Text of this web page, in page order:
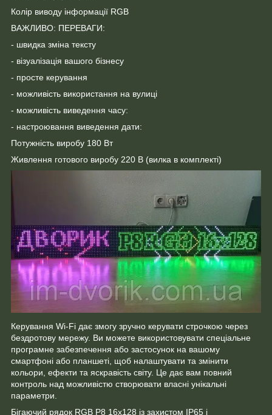
Колір виводу інформації RGB
ВАЖЛИВО: ПЕРЕВАГИ:
- швидка зміна тексту
- візуалізація вашого бізнесу
- просте керування
- можливість використання на вулиці
- можливість виведення часу:
- настроювання виведення дати:
Потужність виробу 180 Вт
Живлення готового виробу 220 В (вилка в комплекті)
Керування Wi-Fi дає змогу зручно керувати строчкою через
бездротову мережу. Ви можете використовувати спеціальне
програмне забезпечення або застосунок на вашому
смартфоні або планшеті, щоб налаштувати та змінити
кольори, ефекти та яскравість світу. Це дає вам повний
контроль над можливістю створювати власні унікальні
параметри.
Бігаючий рядок RGB Р8 16х128 із захистом IP65 і